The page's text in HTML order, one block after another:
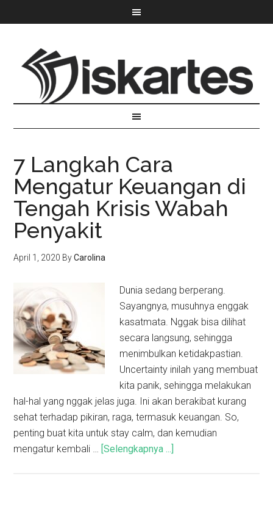
7 Langkah Cara
Mengatur Keuangan di
Tengah Krisis Wabah
Penyakit
April 1, 2020 ByCarolina
Dunia sedang berperang.
Sayangnya, musuhnya enggak
kasatmata. Nggak bisa dilihat
secara langsung, sehingga
menimbulkan ketidakpastian.
Uncertainty inilah yang membuat
kita panik, sehingga melakukan
hal-hal yang nggak jelas juga. Ini akan berakibat kurang
sehat terhadap pikiran, raga, termasuk keuangan. So,
penting buat kita untuk stay calm, dan kemudian
mengatur kembali … [Selengkapnya ...]